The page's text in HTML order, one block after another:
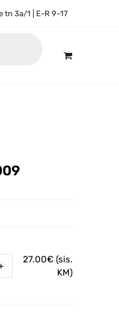
tn 3a/1 | E-R 9-17
27.00€ (sis.
KM)